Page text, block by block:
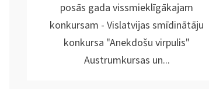
posās gada vissmieklīgākajam
konkursam - Vislatvijas smīdinātāju
konkursa "Anekdošu virpulis"
Austrumkursas un...